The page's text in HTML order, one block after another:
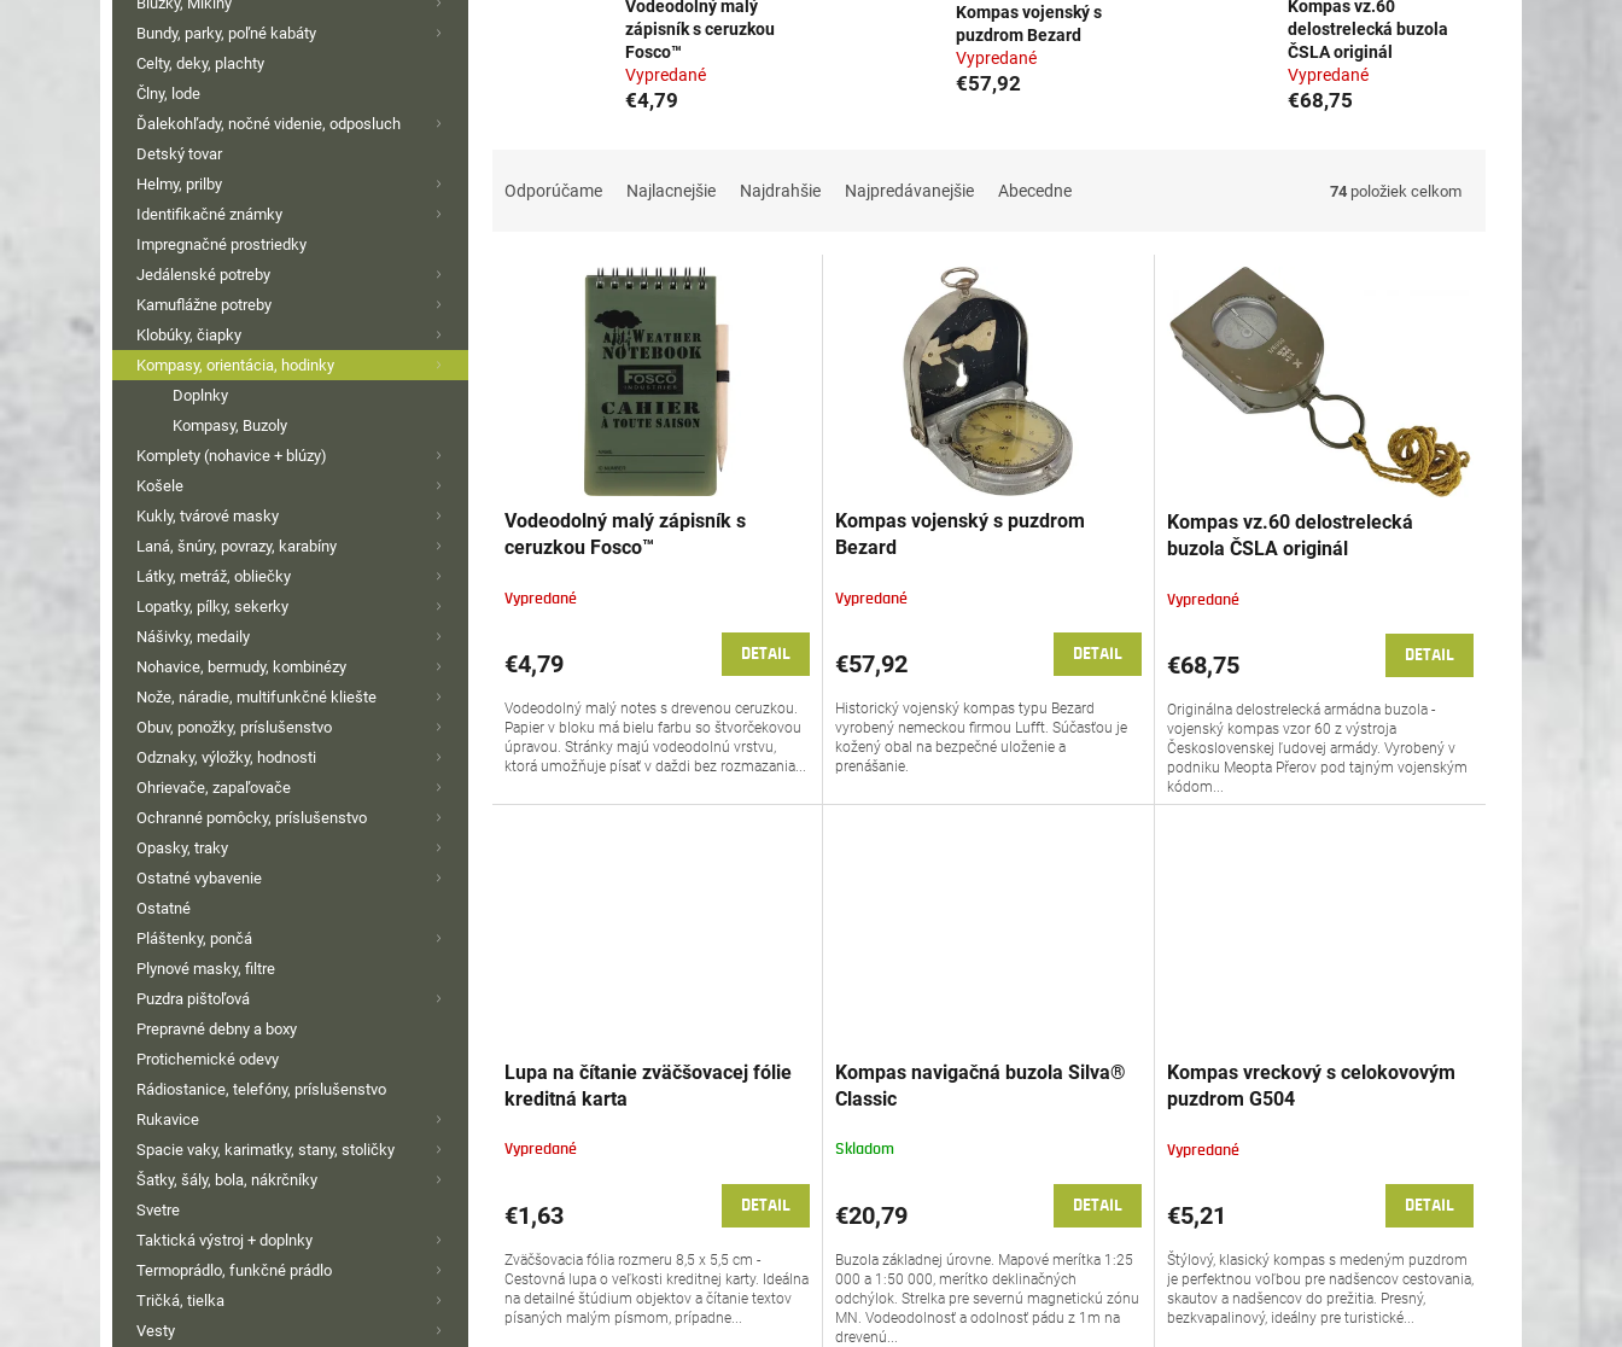
Bundy, parky, poľné kabáty
Celty, deky, plachty
Člny, lode
Ďalekohľady, nočné videnie, odposluch
Detský tovar
Helmy, prilby
Identifikačné známky
Impregnačné prostriedky
Jedálenské potreby
Kamuflážne potreby
Klobúky, čiapky
Kompasy, orientácia, hodinky
Doplnky
Kompasy, Buzoly
Komplety (nohavice + blúzy)
Košele
Kukly, tvárové masky
Laná, šnúry, povrazy, karabíny
Látky, metráž, obliečky
Lopatky, pílky, sekerky
Nášivky, medaily
Nohavice, bermudy, kombinézy
Nože, náradie, multifunkčné kliešte
Obuv, ponožky, príslušenstvo
Odznaky, výložky, hodnosti
Ohrievače, zapaľovače
Ochranné pomôcky, príslušenstvo
Opasky, traky
Ostatné vybavenie
Ostatné
Pláštenky, pončá
Plynové masky, filtre
Puzdra pištoľová
Prepravné debny a boxy
Protichemické odevy
Rádiostanice, telefóny, príslušenstvo
Rukavice
Spacie vaky, karimatky, stany, stoličky
Šatky, šály, bola, nákrčníky
Svetre
Taktická výstroj + doplnky
Termoprádlo, funkčné prádlo
Tričká, tielka
Vesty
Vodeodolný malý
zápisník s ceruzkou
Fosco™
Vypredané
€4,79
Kompas vojenský s
puzdrom Bezard
Vypredané
€57,92
Kompas vz.60
delostrelecká buzola
ČSLA originál
Vypredané
€68,75
Odporúčame Najlacnejšie Najdrahšie Najpredávanejšie Abecedne 74 položiek celkom
Vodeodolný malý zápisník s
ceruzkou Fosco™
Vypredané
€4,79 DETAIL
Vodeodolný malý notes s drevenou ceruzkou.
Papier v bloku má bielu farbu so štvorčekovou
úpravou. Stránky majú vodeodolnú vrstvu,
ktorá umožňuje písať v daždi bez rozmazania...
Kompas vojenský s puzdrom
Bezard
Vypredané
€57,92 DETAIL
Historický vojenský kompas typu Bezard
vyrobený nemeckou firmou Lufft. Súčasťou je
kožený obal na bezpečné uloženie a
prenášanie.
Kompas vz.60 delostrelecká
buzola ČSLA originál
Vypredané
€68,75 DETAIL
Originálna delostrelecká armádna buzola -
vojenský kompas vzor 60 z výstroja
Československej ľudovej armády. Vyrobený v
podniku Meopta Přerov pod tajným vojenským
kódom...
Lupa na čítanie zväčšovacej fólie
kreditná karta
Vypredané
€1,63 DETAIL
Zväčšovacia fólia rozmeru 8,5 x 5,5 cm -
Cestovná lupa o veľkosti kreditnej karty. Ideálna
na detailné štúdium objektov a čítanie textov
písaných malým písmom, prípadne...
Kompas navigačná buzola Silva®
Classic
Skladom
€20,79 DETAIL
Buzola základnej úrovne. Mapové merítka 1:25
000 a 1:50 000, merítko deklinačných
odchýlok. Strelka pre severnú magnetickú zónu
MN. Vodeodolnosť a odolnosť pádu z 1m na
drevenú...
Kompas vreckový s celokovovým
puzdrom G504
Vypredané
€5,21 DETAIL
Štýlový, klasický kompas s medeným puzdrom
je perfektnou voľbou pre nadšencov cestovania,
skautov a nadšencov do prežitia. Presný,
bezkvapalinový, ideálny pre turistické...